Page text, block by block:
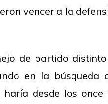
vencer a la
de partido
en la búsqueda
desde los